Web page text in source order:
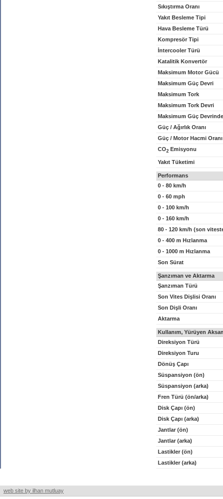
Sıkıştırma Oranı
Yakıt Besleme Tipi
Hava Besleme Türü
Kompresör Tipi
İntercooler Türü
Katalitik Konvertör
Maksimum Motor Gücü
Maksimum Güç Devri
Maksimum Tork
Maksimum Tork Devri
Maksimum Güç
Güç / Ağırlık Oranı
Güç / Motor Hacmi Oranı
CO2 Emisyonu
Yakıt Tüketimi
Performans
0 - 80 km/h
0 - 60 mph
0 - 100 km/h
0 - 160 km/h
80 - 120 km/h (son
0 - 400 m Hızlanma
0 - 1000 m Hızlanma
Son Sürat
Şanzıman ve Aktarma
Şanzıman Türü
Son Vites Dişlisi Oranı
Son Dişli Oranı
Aktarma
Kullanım, Yürüyen
Direksiyon Türü
Direksiyon Turu
Dönüş Çapı
Süspansiyon (ön)
Süspansiyon (arka)
Fren Türü (ön/arka)
Disk Çapı (ön)
Disk Çapı (arka)
Jantlar (ön)
Jantlar (arka)
Lastikler (ön)
Lastikler (arka)
web site by ilhan mutluay